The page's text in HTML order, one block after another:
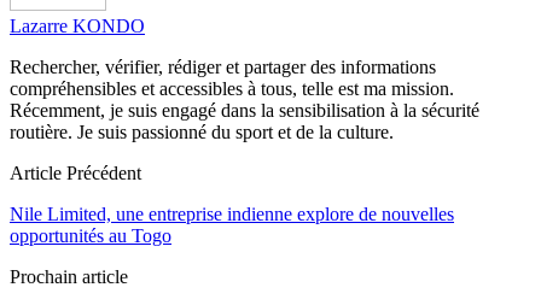
Lazarre KONDO
Rechercher, vérifier, rédiger et partager des informations
compréhensibles et accessibles à tous, telle est ma mission.
Récemment, je suis engagé dans la sensibilisation à la sécurité
routière. Je suis passionné du sport et de la culture.
Article Précédent
Nile Limited, une entreprise indienne explore de nouvelles
opportunités au Togo
Prochain article